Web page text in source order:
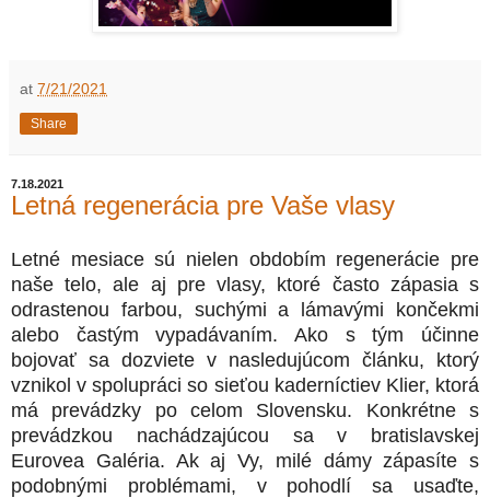
at 7/21/2021
Share
7.18.2021
Letná regenerácia pre Vaše vlasy
Letné mesiace sú nielen obdobím regenerácie pre
naše telo, ale aj pre vlasy, ktoré často zápasia s
odrastenou farbou, suchými a lámavými končekmi
alebo častým vypadávaním. Ako s tým účinne
bojovať sa dozviete v nasledujúcom článku, ktorý
vznikol v spolupráci so sieťou kaderníctiev Klier, ktorá
má prevádzky po celom Slovensku. Konkrétne s
prevádzkou nachádzajúcou sa v bratislavskej
Eurovea Galéria. Ak aj Vy, milé dámy zápasíte s
podobnými problémami, v pohodlí sa usaďte,